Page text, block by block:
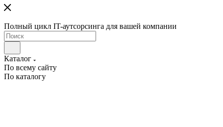
Полный цикл IT-аутсорсинга для вашей компании
Каталог
По всему сайту
По каталогу